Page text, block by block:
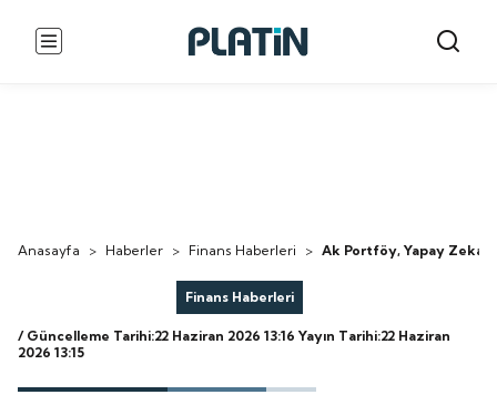
Anasayfa > Haberler > Finans Haberleri > Ak Portföy, Yapay Zeka
Finans Haberleri
/ Güncelleme Tarihi:22 Haziran 2026 13:16 Yayın Tarihi:22 Haziran
2026 13:15